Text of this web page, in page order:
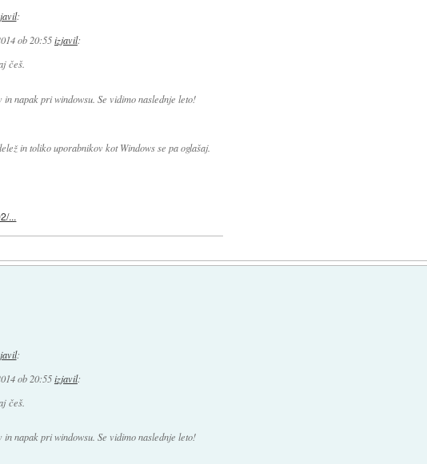
:
ob 20:55izjavil:
češ.
napak pri windowsu. Se vidimo naslednje leto!
in toliko uporabnikov kot Windows se pa oglašaj.
...
:
ob 20:55izjavil:
češ.
napak pri windowsu. Se vidimo naslednje leto!